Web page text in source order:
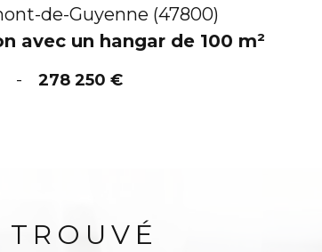
de-Guyenne (47800)
avec un hangar de 100 m²
- 278 250 €